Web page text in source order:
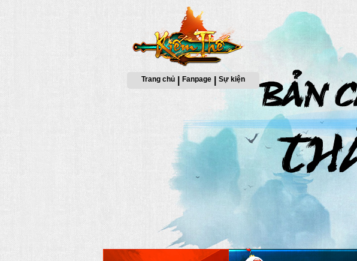
Trang chủ Fanpage Sự kiện